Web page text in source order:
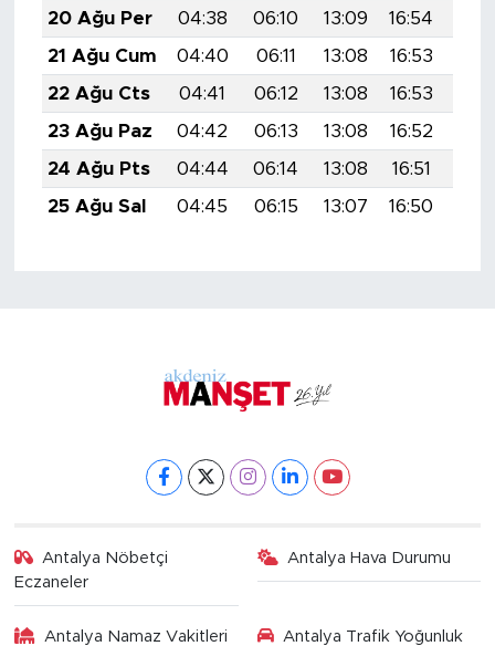
20 Ağu Per
04:38 06:10 13:09 16:54
21 Ağu Cum
04:40 06:11 13:08 16:53
22 Ağu Cts
04:41 06:12 13:08 16:53
23 Ağu Paz
04:42 06:13 13:08 16:52
24 Ağu Pts
04:44 06:14 13:08 16:51
25 Ağu Sal
04:45 06:15 13:07 16:50
Antalya Nöbetçi
Eczaneler
Antalya Hava Durumu
Antalya Namaz Vakitleri
Antalya Trafik Yoğunluk